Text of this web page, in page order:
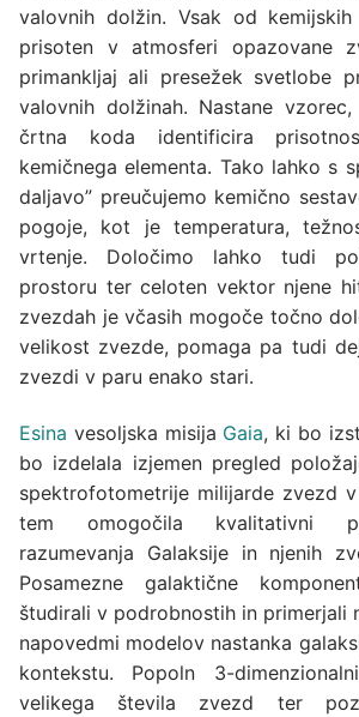
valovnih dolžin. Vsak od
prisoten v atmosferi opazovane
primankljaj ali presežek svetlobe
valovnih dolžinah. Nastane
črtna koda identificira
kemičnega elementa. Tako lahko s
daljavo” preučujemo kemično
pogoje, kot je temperatura,
vrtenje. Določimo lahko tudi
prostoru ter celoten vektor njene
zvezdah je včasih mogoče točno
velikost zvezde, pomaga pa tudi
zvezdi v paru enako stari.
Esina vesoljska misija Gaia, ki bo
bo izdelala izjemen pregled
spektrofotometrije milijarde zvezd
tem omogočila kvalitativni
razumevanja Galaksije in njenih
Posamezne galaktične
študirali v podrobnostih in primerjali
napovedmi modelov nastanka
kontekstu. Popoln 3-
velikega števila zvezd ter